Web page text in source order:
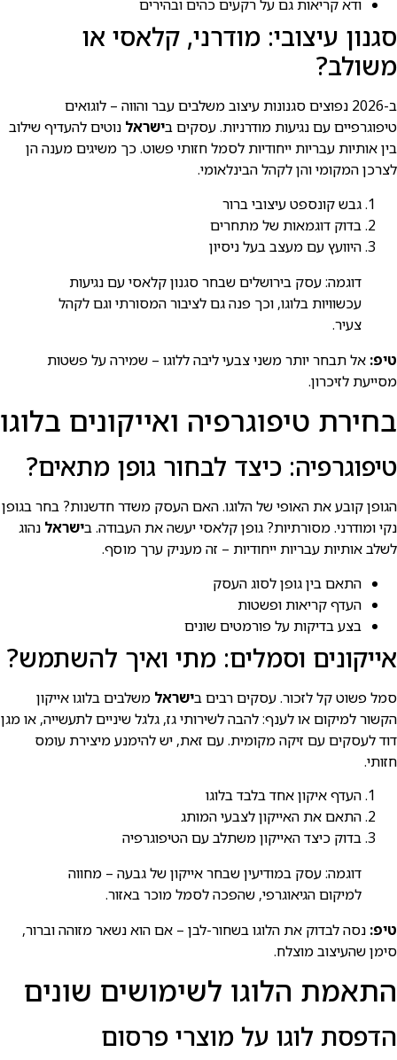
ודא קריאות גם על רקעים כהים ובהירים
סגנון עיצובי: מודרני, קלאסי או
משולב?
ב-2026 נפוצים סגנונות עיצוב משלבים עבר והווה – לוגואים
טיפוגרפיים עם נגיעות מודרניות. עסקים בישראל נוטים להעדיף שילוב
בין אותיות עבריות ייחודיות לסמל חזותי פשוט. כך משיגים מענה הן
לצרכן המקומי והן לקהל הבינלאומי.
גבש קונספט עיצובי ברור
בדוק דוגמאות של מתחרים
היוועץ עם מעצב בעל ניסיון
דוגמה: עסק בירושלים שבחר סגנון קלאסי עם נגיעות
עכשוויות בלוגו, וכך פנה גם לציבור המסורתי וגם לקהל
צעיר.
טיפ: אל תבחר יותר משני צבעי ליבה ללוגו – שמירה על פשטות
מסייעת לזיכרון.
בחירת טיפוגרפיה ואייקונים בלוגו
טיפוגרפיה: כיצד לבחור גופן מתאים?
הגופן קובע את האופי של הלוגו. האם העסק משדר חדשנות? בחר בגופן
נקי ומודרני. מסורתיות? גופן קלאסי יעשה את העבודה. בישראל נהוג
לשלב אותיות עבריות ייחודיות – זה מעניק ערך מוסף.
התאם בין גופן לסוג העסק
העדף קריאות ופשטות
בצע בדיקות על פורמטים שונים
אייקונים וסמלים: מתי ואיך להשתמש?
סמל פשוט קל לזכור. עסקים רבים בישראל משלבים בלוגו אייקון
הקשור למיקום או לענף: להבה לשירותי גז, גלגל שיניים לתעשייה, או מגן
דוד לעסקים עם זיקה מקומית. עם זאת, יש להימנע מיצירת עומס
חזותי.
העדף איקון אחד בלבד בלוגו
התאם את האייקון לצבעי המותג
בדוק כיצד האייקון משתלב עם הטיפוגרפיה
דוגמה: עסק במודיעין שבחר אייקון של גבעה – מחווה
למיקום הגיאוגרפי, שהפכה לסמל מוכר באזור.
טיפ: נסה לבדוק את הלוגו בשחור-לבן – אם הוא נשאר מזוהה וברור,
סימן שהעיצוב מוצלח.
התאמת הלוגו לשימושים שונים
הדפסת לוגו על מוצרי פרסום